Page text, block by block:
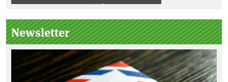
Newsletter